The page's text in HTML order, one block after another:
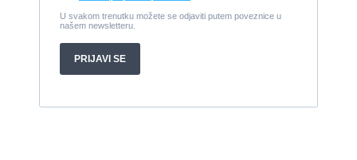
Cijena:27.000 EUR
1998, 19 x 5 m, Volvo penta 306ks
M/B San snova